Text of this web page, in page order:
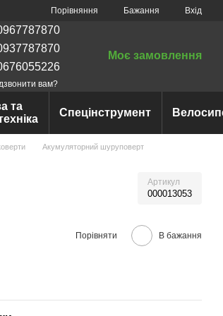
Порівняння Бажання Вхід
вам?
Моє замовлення
та
Спецінструмент
Акумуляторний шуруповерт
Артикул
000013053
Порівняти В бажання